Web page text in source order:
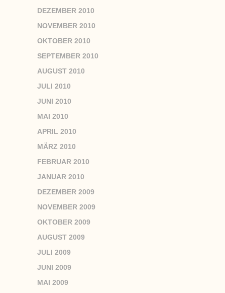
DEZEMBER 2010
NOVEMBER 2010
OKTOBER 2010
SEPTEMBER 2010
AUGUST 2010
JULI 2010
JUNI 2010
MAI 2010
APRIL 2010
MÄRZ 2010
FEBRUAR 2010
JANUAR 2010
DEZEMBER 2009
NOVEMBER 2009
OKTOBER 2009
AUGUST 2009
JULI 2009
JUNI 2009
MAI 2009